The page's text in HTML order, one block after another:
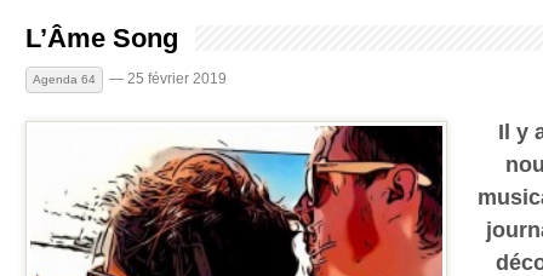
L’Âme Song
Agenda 64 — 25 février 2019
Il y